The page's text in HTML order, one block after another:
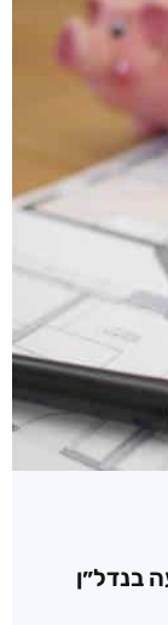
בנדל״ן